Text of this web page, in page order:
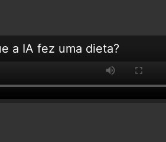
a IA fez uma dieta?